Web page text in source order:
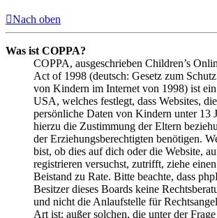
Nach oben
Was ist COPPA?
COPPA, ausgeschrieben Children’s
Act of 1998 (deutsch: Gesetz zum
von Kindern im Internet von 1998) ist ein
USA, welches festlegt, dass Websites,
persönliche Daten von Kindern unter 13
hierzu die Zustimmung der Eltern
der Erziehungsberechtigten benötigen.
bist, ob dies auf dich oder die Website,
registrieren versuchst, zutrifft, ziehe
Beistand zu Rate. Bitte beachte, dass
Besitzer dieses Boards keine
und nicht die Anlaufstelle für
Art ist; außer solchen, die unter der